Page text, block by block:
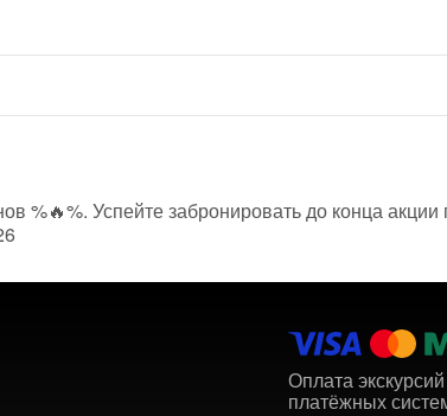
%🔥%. Успейте забронировать до конца акции
Оплата
платёжных